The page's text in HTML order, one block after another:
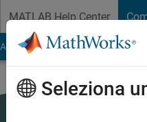
MATLAB Help Center
File Exchange Cody
Seleziona